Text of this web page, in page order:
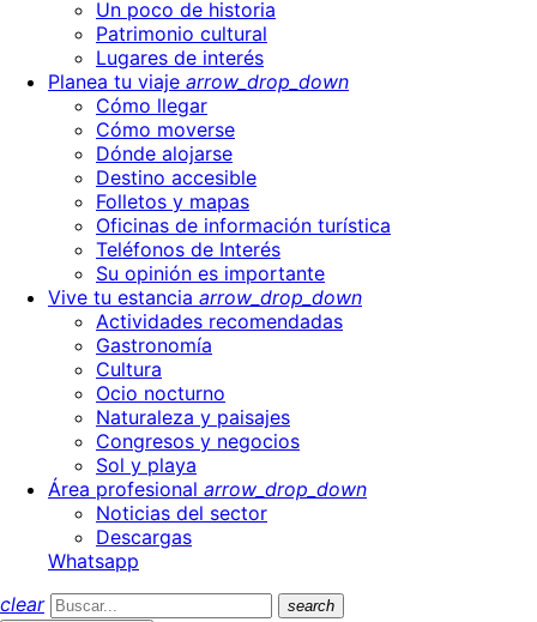
Un poco de historia
Patrimonio cultural
Lugares de interés
Planea tu viaje arrow_drop_down
Cómo llegar
Cómo moverse
Dónde alojarse
Destino accesible
Folletos y mapas
Oficinas de información turística
Teléfonos de Interés
Su opinión es importante
Vive tu estancia arrow_drop_down
Actividades recomendadas
Gastronomía
Cultura
Ocio nocturno
Naturaleza y paisajes
Congresos y negocios
Sol y playa
Área profesional arrow_drop_down
Noticias del sector
Descargas
Whatsapp
clear
search